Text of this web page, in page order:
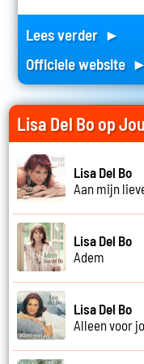
Lees verder ►
Officiele website ►
Lisa Del Bo op
Lisa Del Bo
Aan mijn
Lisa Del Bo
Adem
Lisa Del Bo
Alleen voor